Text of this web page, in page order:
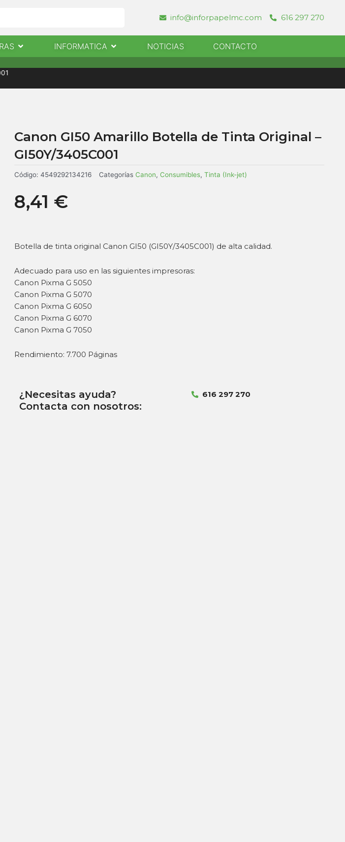
info@inforpapelmc.com 616 297 270
NOTICIAS CONTACTO
Abrir ImpresorasINFORMATICA Abrir InformaticaNOTICIAS CONTACTO
Canon GI50 Amarillo Botella de Tinta Original –
GI50Y/3405C001
Código: 4549292134216 Categorías Canon, Consumibles, Tinta (Ink-jet)
8,41 €
Botella de tinta original Canon GI50 (GI50Y/3405C001) de alta calidad.
Adecuado para uso en las siguientes impresoras:
Canon Pixma G 5050
Canon Pixma G 5070
Canon Pixma G 6050
Canon Pixma G 6070
Canon Pixma G 7050
Rendimiento: 7.700 Páginas
¿Necesitas ayuda?
Contacta con nosotros:
616 297 270